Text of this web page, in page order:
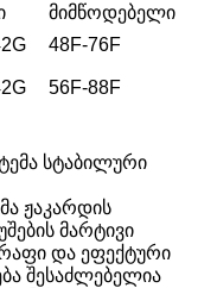
მიმწოდებელი
48F-76F
56F-88F
სტაბილური
ჟაკარდის
მარტივი
და ეფექტური
შესაძლებელია